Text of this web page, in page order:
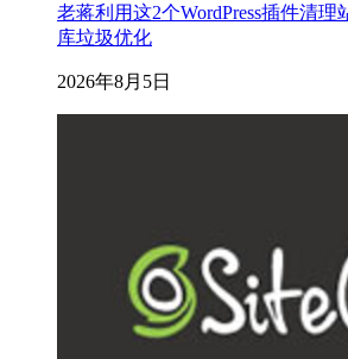
老蒋利用这2个WordPress插件清
库垃圾优化
2026年8月5日